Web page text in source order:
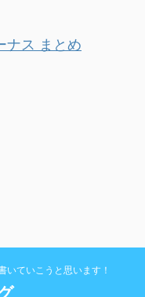
ナス まとめ
いていこうと思います！